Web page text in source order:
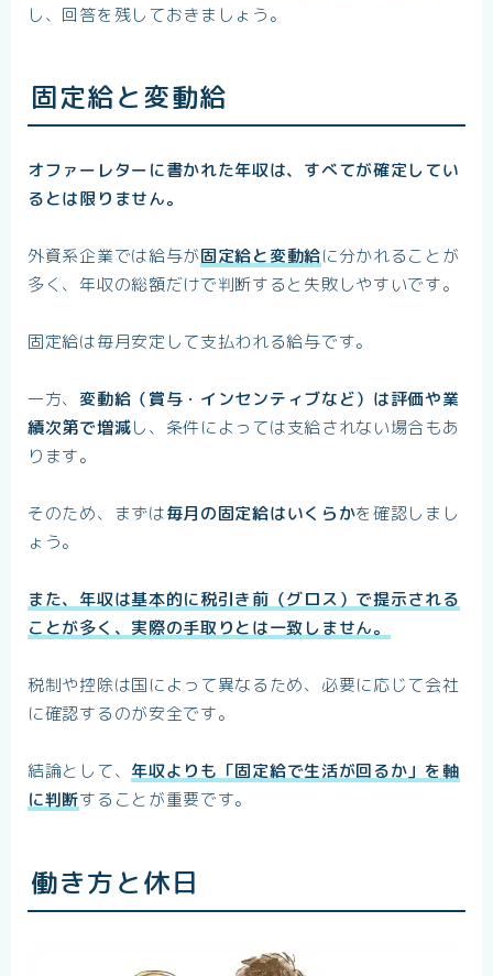
し、回答を残しておきましょう。
固定給と変動給
オファーレターに書かれた年収は、すべてが確定してい
るとは限りません。
外資系企業では給与が固定給と変動給に分かれることが
多く、年収の総額だけで判断すると失敗しやすいです。
固定給は毎月安定して支払われる給与です。
一方、 変動給（賞与・インセンティブなど）は評価や業
績次第で増減し、条件によっては支給されない場合もあ
ります。
そのため、まずは毎月の固定給はいくらかを確認しまし
ょう。
また、年収は基本的に税引き前（グロス）で提示される
ことが多く、実際の手取りとは一致しません。
税制や控除は国によって異なるため、必要に応じて会社
に確認するのが安全です。
結論として、 年収よりも「固定給で生活が回るか」を軸
に判断することが重要です。
働き方と休日